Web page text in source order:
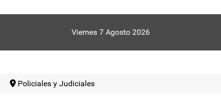
Viernes 7 Agosto 2026
Policiales y Judiciales